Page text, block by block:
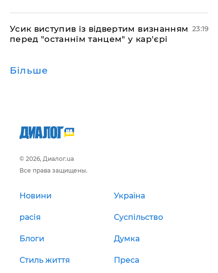
​Усик виступив із відвертим визнанням
перед "останнім танцем" у кар'єрі
23:19
Більше
© 2026, Диалог.ua
Все права защищены.
Новини Україна
расія Суспільство
Блоги Думка
Стиль життя Преса